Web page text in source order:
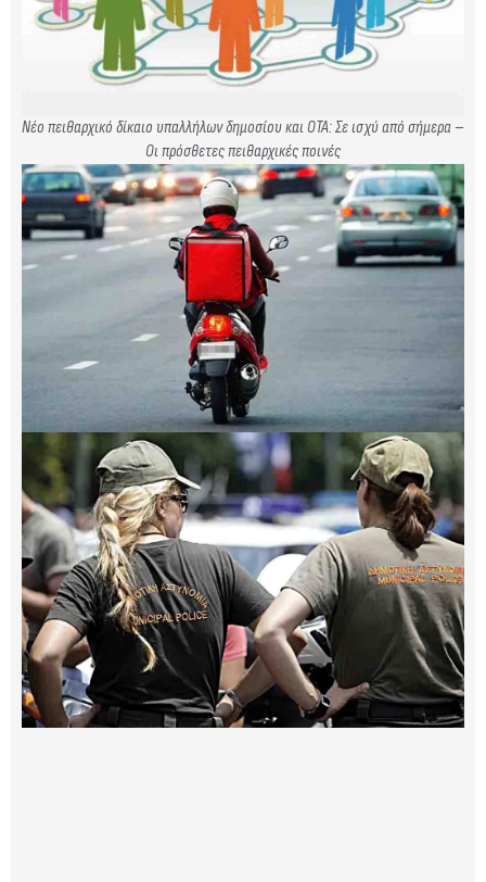
Νέο πειθαρχικό δίκαιο υπαλλήλων δημοσίου και ΟΤΑ: Σε ισχύ από σήμερα –
Οι πρόσθετες πειθαρχικές ποινές